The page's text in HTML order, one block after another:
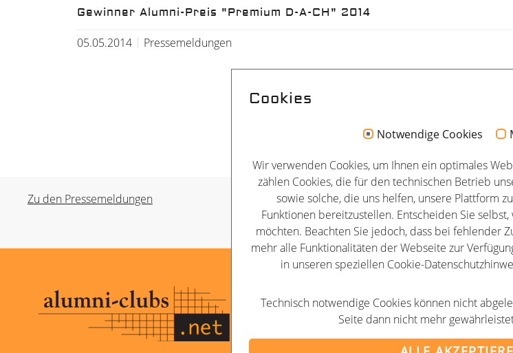
Gewinner Alumni-Preis "Premium D-A-CH" 2014
05.05.2014 Pressemeldungen
Vorherige 3
Zu den Pressemeldungen
Kontakt
Datenschutz
Newsletter
Partner
Cookies
Notwendige Cookies
Wir verwenden Cookies, um Ihnen ein optimales
zählen Cookies, die für den technischen Betrieb
sowie solche, die uns helfen, unsere Plattform
Funktionen bereitzustellen. Entscheiden Sie
möchten. Beachten Sie jedoch, dass bei fehlender
mehr alle Funktionalitäten der Webseite zur
in unseren speziellen Cookie-
Technisch notwendige Cookies können nicht
Seite dann nicht mehr